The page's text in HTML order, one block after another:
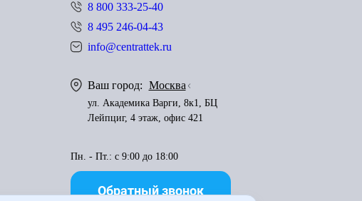
8 800 333-25-40
8 495 246-04-43
info@centrattek.ru
Ваш город: Москва
ул. Академика Варги, 8к1, БЦ
Лейпциг, 4 этаж, офис 421
Пн. - Пт.: с 9:00 до 18:00
Обратный звонок